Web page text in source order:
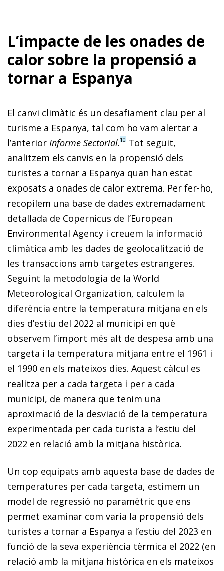
L’impacte de les onades de
calor sobre la propensió a
tornar a Espanya
El canvi climàtic és un desafiament clau per al
turisme a Espanya, tal com ho vam alertar a
l’anterior Informe Sectorial.10 Tot seguit,
analitzem els canvis en la propensió dels
turistes a tornar a Espanya quan han estat
exposats a onades de calor extrema. Per fer-ho,
recopilem una base de dades extremadament
detallada de Copernicus de l’European
Environmental Agency i creuem la informació
climàtica amb les dades de geolocalització de
les transaccions amb targetes estrangeres.
Seguint la metodologia de la World
Meteorological Organization, calculem la
diferència entre la temperatura mitjana en els
dies d’estiu del 2022 al municipi en què
observem l’import més alt de despesa amb una
targeta i la temperatura mitjana entre el 1961 i
el 1990 en els mateixos dies. Aquest càlcul es
realitza per a cada targeta i per a cada
municipi, de manera que tenim una
aproximació de la desviació de la temperatura
experimentada per cada turista a l’estiu del
2022 en relació amb la mitjana històrica.
Un cop equipats amb aquesta base de dades de
temperatures per cada targeta, estimem un
model de regressió no paramètric que ens
permet examinar com varia la propensió dels
turistes a tornar a Espanya a l’estiu del 2023 en
funció de la seva experiència tèrmica el 2022 (en
relació amb la mitjana històrica en els mateixos